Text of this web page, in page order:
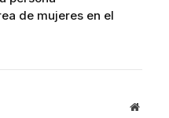
de mujeres en el
Website